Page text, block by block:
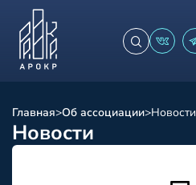
Главная>Об ассоциации>Новости
Новости